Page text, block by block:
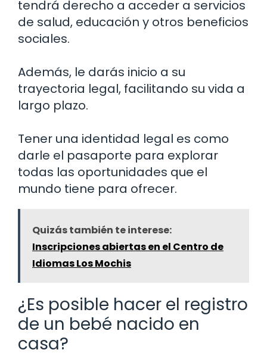
tendrá derecho a acceder a servicios
de salud, educación y otros beneficios
sociales.
Además, le darás inicio a su
trayectoria legal, facilitando su vida a
largo plazo.
Tener una identidad legal es como
darle el pasaporte para explorar
todas las oportunidades que el
mundo tiene para ofrecer.
Quizás también te interese:
Inscripciones abiertas en el Centro de
Idiomas Los Mochis
¿Es posible hacer el registro
de un bebé nacido en
casa?